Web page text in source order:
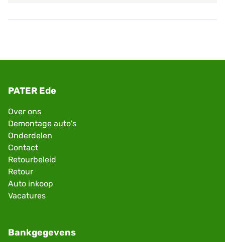
PATER Ede
Over ons
Demontage auto's
Onderdelen
Contact
Retourbeleid
Retour
Auto inkoop
Vacatures
Bankgegevens